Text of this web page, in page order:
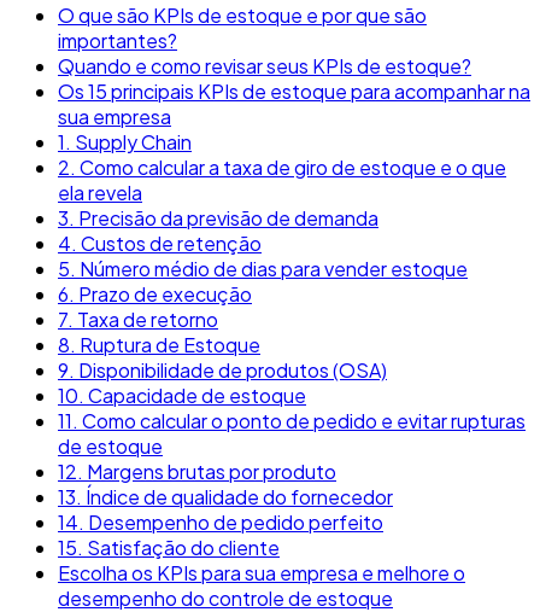
O que são KPIs de estoque e por que são
importantes?
Quando e como revisar seus KPIs de estoque?
Os 15 principais KPIs de estoque para acompanhar na
sua empresa
1. Supply Chain
2. Como calcular a taxa de giro de estoque e o que
ela revela
3. Precisão da previsão de demanda
4. Custos de retenção
5. Número médio de dias para vender estoque
6. Prazo de execução
7. Taxa de retorno
8. Ruptura de Estoque
9. Disponibilidade de produtos (OSA)
10. Capacidade de estoque
11. Como calcular o ponto de pedido e evitar rupturas
de estoque
12. Margens brutas por produto
13. Índice de qualidade do fornecedor
14. Desempenho de pedido perfeito
15. Satisfação do cliente
Escolha os KPIs para sua empresa e melhore o
desempenho do controle de estoque